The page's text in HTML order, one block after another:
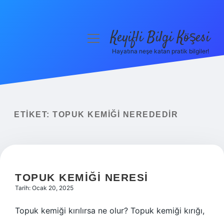
Yasal Uyarı
menüyüKeyifli Bilgi Köşesi
Hayatına neşe katan pratik bilgiler!
ETIKET: TOPUK KEMIĞI NEREDEDIR
TOPUK KEMIĞI NERESI
Tarih: Ocak 20, 2025
Topuk kemiği kırılırsa ne olur? Topuk kemiği kırığı,